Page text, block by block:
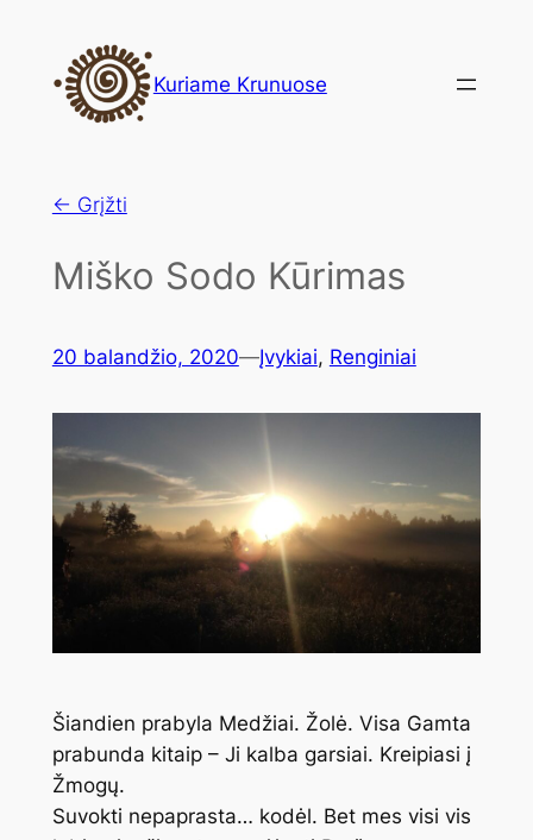
turinio
Kuriame Krunuose
← Grįžti
Miško Sodo Kūrimas
20 balandžio, 2020—Įvykiai, Renginiai
Šiandien prabyla Medžiai. Žolė. Visa Gamta
prabunda kitaip – Ji kalba garsiai. Kreipiasi į
Žmogų.
Suvokti nepaprasta… kodėl. Bet mes visi vis